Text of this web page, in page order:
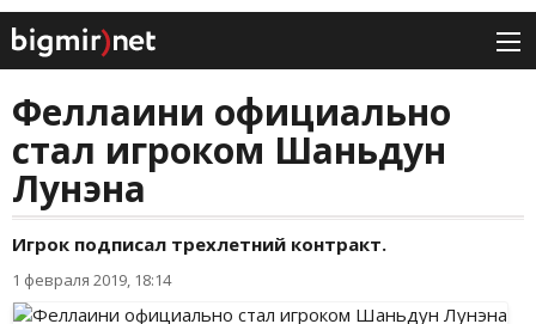
Феллаини официально
стал игроком Шаньдун
Лунэна
Игрок подписал трехлетний контракт.
1 февраля 2019, 18:14